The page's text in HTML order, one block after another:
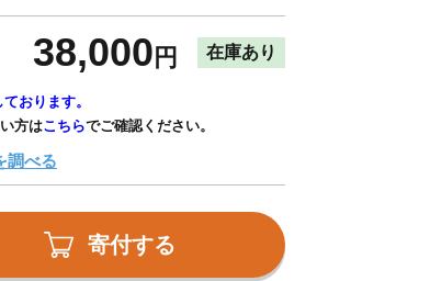
38,000 円 在庫あり
おります。
方はこちらでご確認ください。
調べる
寄付する